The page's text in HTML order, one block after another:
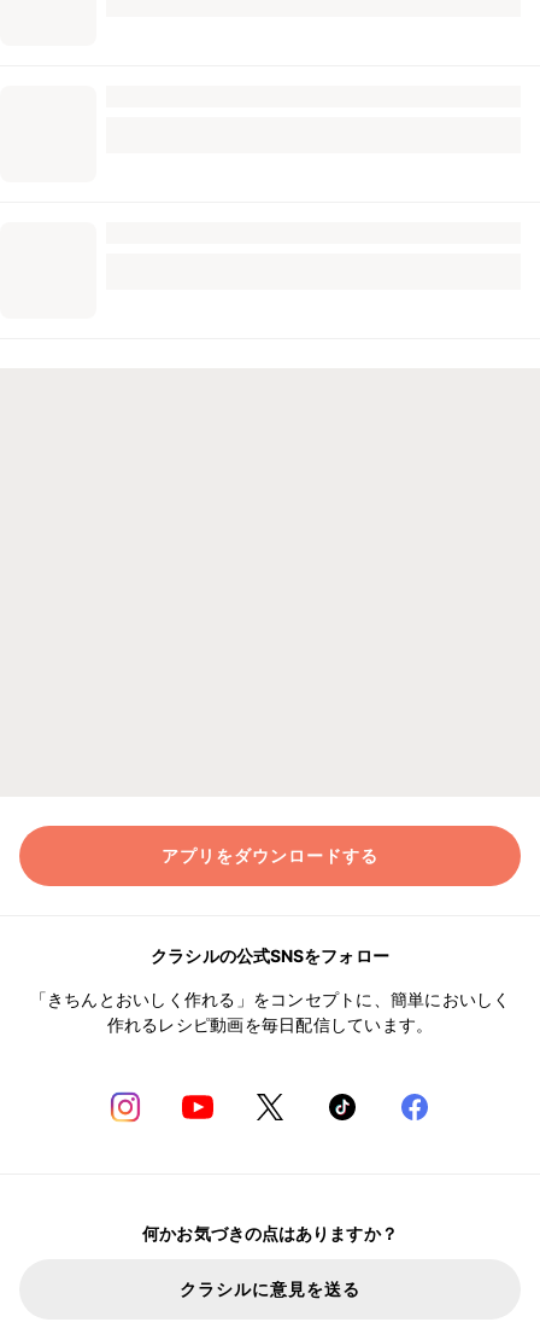
アプリをダウンロードする
クラシルの公式SNSをフォロー
「きちんとおいしく作れる」をコンセプトに、簡単においしく
作れるレシピ動画を毎日配信しています。
何かお気づきの点はありますか？
クラシルに意見を送る